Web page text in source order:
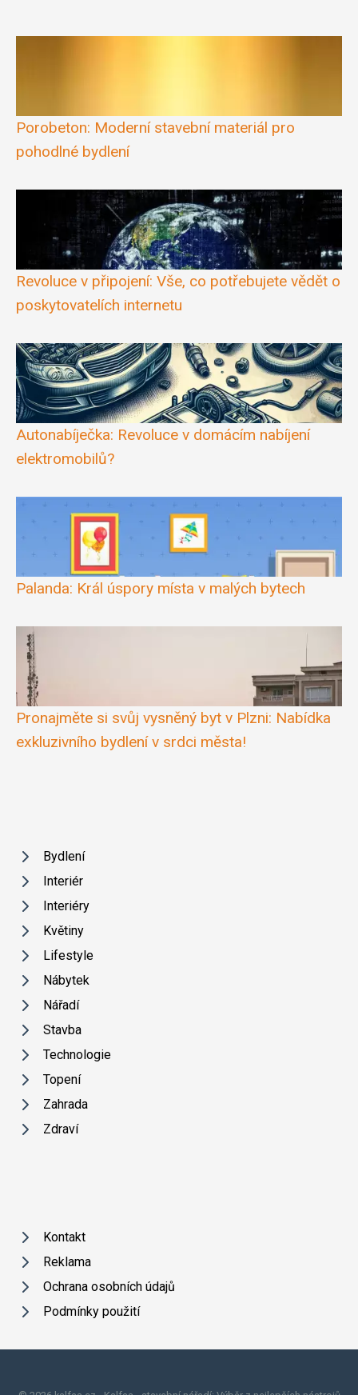
Porobeton: Moderní stavební materiál pro
pohodlné bydlení
Revoluce v připojení: Vše, co potřebujete vědět o
poskytovatelích internetu
Autonabíječka: Revoluce v domácím nabíjení
elektromobilů?
Palanda: Král úspory místa v malých bytech
Pronajměte si svůj vysněný byt v Plzni: Nabídka
exkluzivního bydlení v srdci města!
Bydlení
Interiér
Interiéry
Květiny
Lifestyle
Nábytek
Nářadí
Stavba
Technologie
Topení
Zahrada
Zdraví
Kontakt
Reklama
Ochrana osobních údajů
Podmínky použití